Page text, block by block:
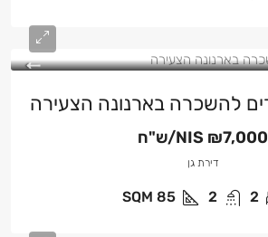
NIS ₪7,000/ש"ח
דירת גן
2
2
85
SQM